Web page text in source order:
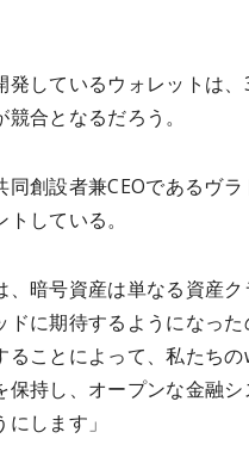
発しているウォレットは
合となるだろう。
同創設者兼CEOであるヴ
している。
、暗号資産は単なる資産
ドに期待するようになっ
ることによって、私たち
保持し、オープンな金融
します」